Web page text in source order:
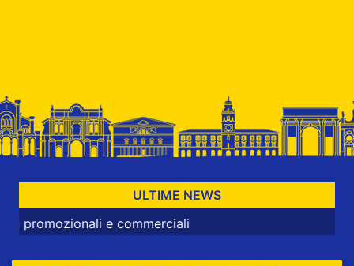
ULTIME NEWS
e commerciali